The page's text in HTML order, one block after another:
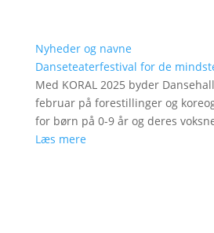
Nyheder og navne
Danseteaterfestival for de
Med KORAL 2025 byder
februar på forestillinger og
for børn på 0-9 år og deres
Læs mere